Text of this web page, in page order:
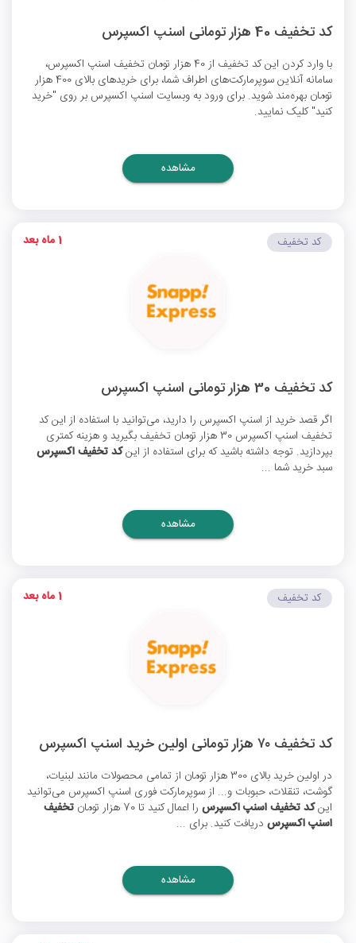
کد تخفیف 40 هزار تومانی اسنپ اکسپرس
با وارد کردن اینکد تخفیف
از 40 هزار تومان تخفیف اسنپ اکسپرس،
سامانه آنلاین سوپرمارکت‌های اطراف شما، برای خریدهای بالای 400 هزار
تومان بهره‌مند شوید. برای ورود به وبسایت اسنپ اکسپرس بر روی "خرید
کنید" کلیک نمایید.
مشاهده
کد تخفیف 30 هزار تومانی اسنپ اکسپرس
اگر قصد خرید از اسنپ اکسپرس را دارید، می‌توانید با استفاده از اینکد
تخفیف اسنپ اکسپرس
30 هزار تومان تخفیف بگیرید و هزینه کمتری
بپردازید. توجه داشته باشید که برای استفاده از اینکد تخفیف اکسپرس
سبد خرید شما ...
کد تخفیف 1 ماه بعد
مشاهده
کد تخفیف ۷۰ هزار تومانی اولین خرید اسنپ اکسپرس
در اولین خرید بالای 300 هزار تومان از تمامی محصولات مانند لبنیات،
گوشت، تنقلات، حبوبات و... از سوپرمارکت فوری اسنپ اکسپرس می‌توانید
اینکد تخفیف اسنپ اکسپرس را اعمال کنید تا 70 هزار تومان
تخفیف
اسنپ اکسپرس دریافت کنید. برای ...
کد تخفیف 1 ماه بعد
مشاهده